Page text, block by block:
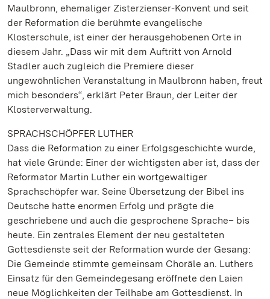
Maulbronn, ehemaliger Zisterzienser-Konvent und seit
der Reformation die berühmte evangelische
Klosterschule, ist einer der herausgehobenen Orte in
diesem Jahr. „Dass wir mit dem Auftritt von Arnold
Stadler auch zugleich die Premiere dieser
ungewöhnlichen Veranstaltung in Maulbronn haben, freut
mich besonders“, erklärt Peter Braun, der Leiter der
Klosterverwaltung.
SPRACHSCHÖPFER LUTHER
Dass die Reformation zu einer Erfolgsgeschichte wurde,
hat viele Gründe: Einer der wichtigsten aber ist, dass der
Reformator Martin Luther ein wortgewaltiger
Sprachschöpfer war. Seine Übersetzung der Bibel ins
Deutsche hatte enormen Erfolg und prägte die
geschriebene und auch die gesprochene Sprache– bis
heute. Ein zentrales Element der neu gestalteten
Gottesdienste seit der Reformation wurde der Gesang:
Die Gemeinde stimmte gemeinsam Choräle an. Luthers
Einsatz für den Gemeindegesang eröffnete den Laien
neue Möglichkeiten der Teilhabe am Gottesdienst. In